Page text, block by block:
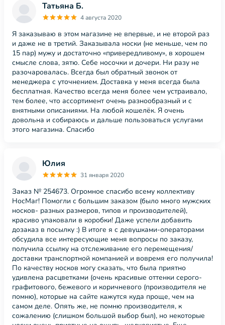
Татьяна Б.
4 августа 2020
Я заказываю в этом магазине не впервые, и не второй раз
и даже не в третий. Заказывала носки (не меньше, чем по
15 пар) мужу и достаточно «привередливому», в хорошем
смысле слова, зятю. Себе носочки и дочери. Ни разу не
разочаровалась. Всегда был обратный звонок от
менеджера с уточнением. Доставка у меня всегда была
бесплатная. Качество всегда меня более чем устраивало,
тем более, что ассортимент очень разнообразный и с
внятными описаниями. На любой кошелёк. Я очень
довольна и собираюсь и дальше пользоваться услугами
этого магазина. Спасибо
Юлия
31 января 2020
Заказ № 254673. Огромное спасибо всему коллективу
НосМаг! Помогли с большим заказом (было много мужских
носков- разных размеров, типов и производителей),
красиво упаковали в коробки! Даже успели добавить
дозаказ в посылку :) В итоге я с девушками-операторами
обсудила все интересующие меня вопросы по заказу,
получила ссылку на отслеживание его перемещения/
доставки транспортной компанией и вовремя его получила!
По качеству носков могу сказать, что была приятно
удивлена расцветками (очень красивые оттенки серого-
графитового, бежевого и коричневого (производителя не
помню), которые на сайте кажутся куда проще, чем на
самом деле. Опять же, не помню производителя, к
сожалению (слишком большой выбор был), но некоторые